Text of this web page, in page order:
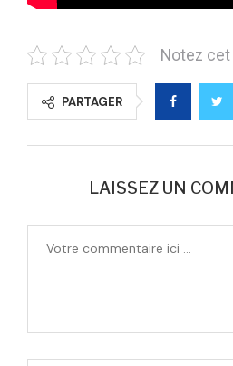
Notez
PARTAGER
LAISSEZ UN